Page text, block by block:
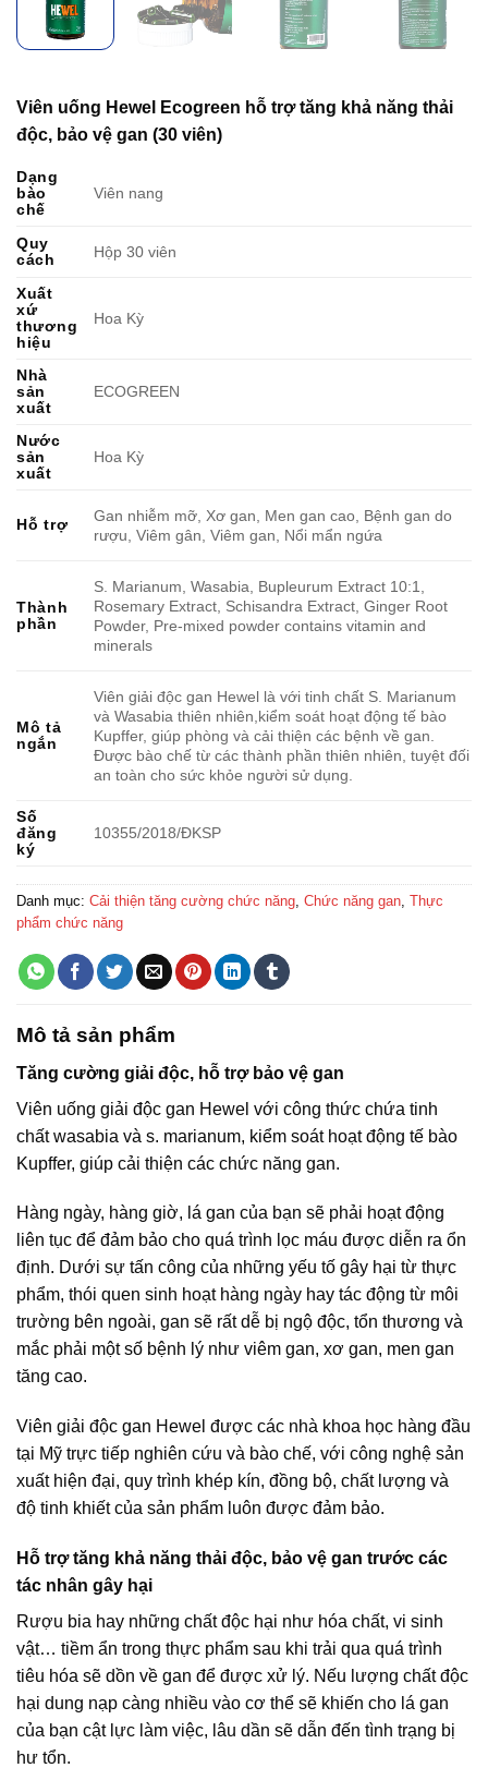
Viên uống Hewel Ecogreen hỗ trợ tăng khả năng thải
độc, bảo vệ gan (30 viên)
Dạng
bào
chế
Viên nang
Quy
cách
Hộp 30 viên
Xuất
xứ
thương
hiệu
Hoa Kỳ
Nhà
sản
xuất
ECOGREEN
Nước
sản
xuất
Hoa Kỳ
Hỗ trợ
Gan nhiễm mỡ, Xơ gan, Men gan cao, Bệnh gan do
rượu, Viêm gân, Viêm gan, Nổi mẩn ngứa
Thành
phần
S. Marianum, Wasabia, Bupleurum Extract 10:1,
Rosemary Extract, Schisandra Extract, Ginger Root
Powder, Pre-mixed powder contains vitamin and
minerals
Mô tả
ngắn
Viên giải độc gan Hewel là với tinh chất S. Marianum
và Wasabia thiên nhiên,kiểm soát hoạt động tế bào
Kupffer, giúp phòng và cải thiện các bệnh về gan.
Được bào chế từ các thành phần thiên nhiên, tuyệt đối
an toàn cho sức khỏe người sử dụng.
Số
đăng
ký
10355/2018/ÐKSP
Danh mục: Cải thiện tăng cường chức năng, Chức năng gan, Thực
phẩm chức năng
Mô tả sản phẩm
Tăng cường giải độc, hỗ trợ bảo vệ gan
Viên uống giải độc gan Hewel với công thức chứa tinh
chất wasabia và s. marianum, kiểm soát hoạt động tế bào
Kupffer, giúp cải thiện các chức năng gan.
Hàng ngày, hàng giờ, lá gan của bạn sẽ phải hoạt động
liên tục để đảm bảo cho quá trình lọc máu được diễn ra ổn
định. Dưới sự tấn công của những yếu tố gây hại từ thực
phẩm, thói quen sinh hoạt hàng ngày hay tác động từ môi
trường bên ngoài, gan sẽ rất dễ bị ngộ độc, tổn thương và
mắc phải một số bệnh lý như viêm gan, xơ gan, men gan
tăng cao.
Viên giải độc gan Hewel được các nhà khoa học hàng đầu
tại Mỹ trực tiếp nghiên cứu và bào chế, với công nghệ sản
xuất hiện đại, quy trình khép kín, đồng bộ, chất lượng và
độ tinh khiết của sản phẩm luôn được đảm bảo.
Hỗ trợ tăng khả năng thải độc, bảo vệ gan trước các
tác nhân gây hại
Rượu bia hay những chất độc hại như hóa chất, vi sinh
vật… tiềm ẩn trong thực phẩm sau khi trải qua quá trình
tiêu hóa sẽ dồn về gan để được xử lý. Nếu lượng chất độc
hại dung nạp càng nhiều vào cơ thể sẽ khiến cho lá gan
của bạn cật lực làm việc, lâu dần sẽ dẫn đến tình trạng bị
hư tổn.